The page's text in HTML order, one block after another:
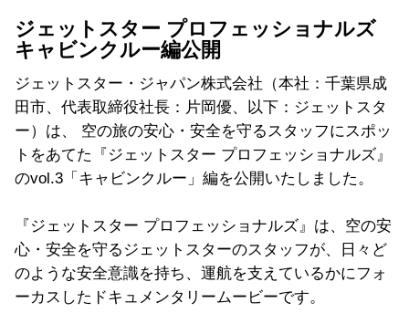
ジェットスター プロフェッショナルズ
キャビンクルー編公開
ジェットスター・ジャパン株式会社（本社：千葉県成
田市、 代表取締役社長：片岡優、以下：ジェットスタ
ー）は、 空の旅の安心・安全を守るスタッフにスポッ
トをあてた『ジェットスター プロフェッショナルズ』
のvol.3「キャビンクルー」 編を公開いたしました。
『ジェットスター プロフェッショナルズ』は、空の安
心・ 安全を守るジェットスターのスタッフが、日々ど
のような安全意識を持ち、 運航を支えているかにフォ
ーカスしたドキュメンタリームービーです。